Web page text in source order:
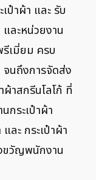
ป๋าผ้า และ รับ
ละหน่วยงาน
รีเมี่ยม ครบ
นถึงการจัดส่ง
ผ้าสกรีนโลโก้ ที่
ระเป๋าผ้า
ละ กระเป๋าผ้า
ขวัญพนักงาน